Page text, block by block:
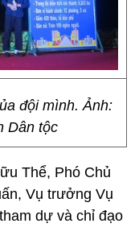
đội mình. Ảnh:
Dân tộc
Thể, Phó Chủ
Vụ trưởng Vụ
dự và chỉ đạo